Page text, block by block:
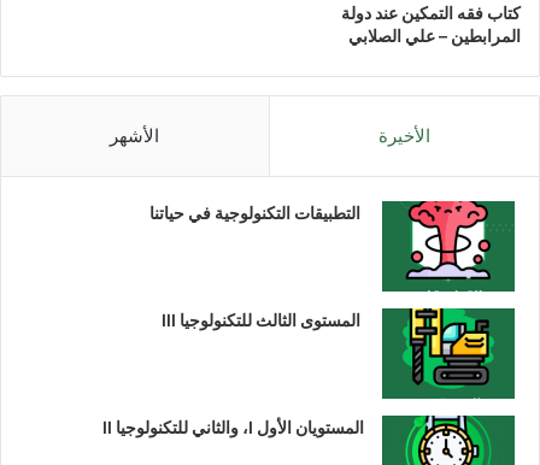
كتاب فقه التمكين عند دولة
المرابطين – علي الصلابي
الأخيرة الأشهر
التطبيقات التكنولوجية في حياتنا
المستوى الثالث للتكنولوجيا III
المستويان الأول I، والثاني للتكنولوجيا II